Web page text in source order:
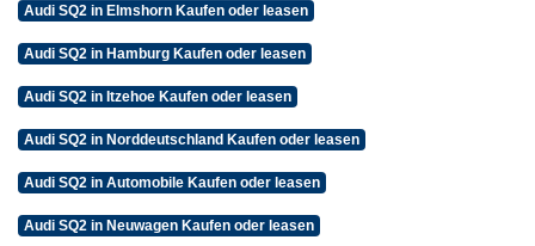
Audi SQ2 in Elmshorn Kaufen oder leasen
Audi SQ2 in Hamburg Kaufen oder leasen
Audi SQ2 in Itzehoe Kaufen oder leasen
Audi SQ2 in Norddeutschland Kaufen oder leasen
Audi SQ2 in Automobile Kaufen oder leasen
Audi SQ2 in Neuwagen Kaufen oder leasen